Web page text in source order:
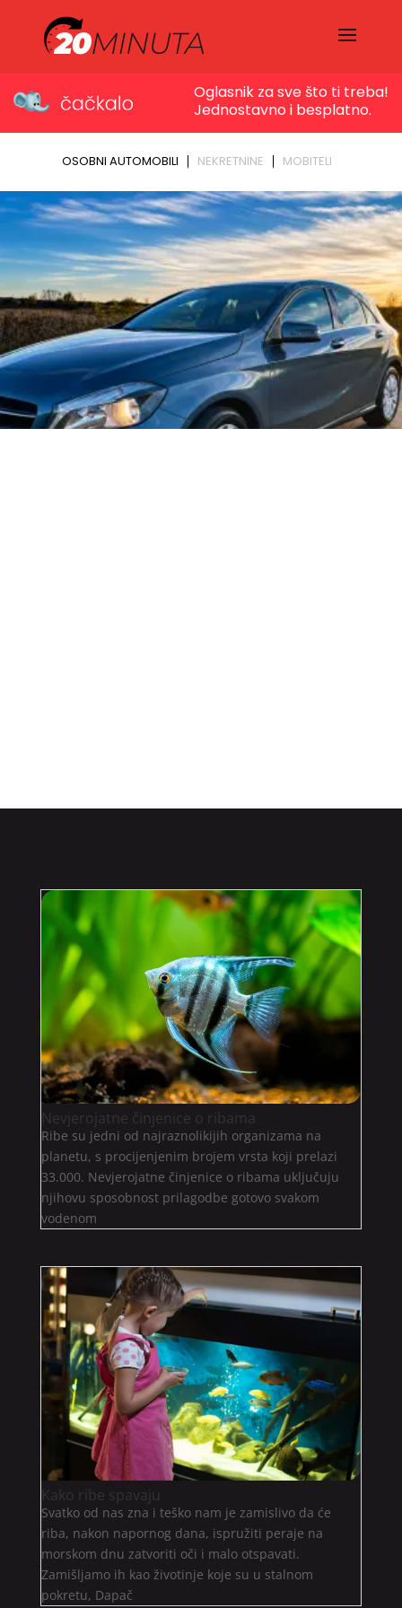
Nevjerojatne činjenice o ribama
Ribe su jedni od najraznolikijih organizama na
planetu, s procijenjenim brojem vrsta koji prelazi
33.000. Nevjerojatne činjenice o ribama uključuju
njihovu sposobnost prilagodbe gotovo svakom
vodenom
Kako ribe spavaju
Svatko od nas zna i teško nam je zamislivo da će
riba, nakon napornog dana, ispružiti peraje na
morskom dnu zatvoriti oči i malo otspavati.
Zamišljamo ih kao životinje koje su u stalnom
pokretu, Dapač